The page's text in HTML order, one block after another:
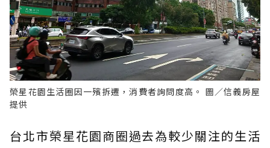
榮星花園生活圈因一殯拆遷，消費者詢問度高。 圖／信義房屋
提供
台北市榮星花園商圈過去為較少關注的生活